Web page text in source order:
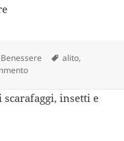
Tag
alito,
su Capita A Tutti Di